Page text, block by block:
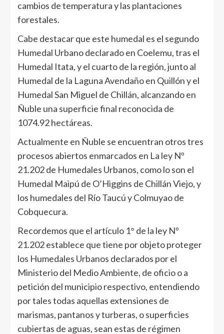
cambios de temperatura y las plantaciones
forestales.
Cabe destacar que este humedal es el segundo
Humedal Urbano declarado en Coelemu, tras el
Humedal Itata, y el cuarto de la región, junto al
Humedal de la Laguna Avendaño en Quillón y el
Humedal San Miguel de Chillán, alcanzando en
Ñuble una superficie final reconocida de
1074.92 hectáreas.
Actualmente en Ñuble se encuentran otros tres
procesos abiertos enmarcados en La ley Nº
21.202 de Humedales Urbanos, como lo son el
Humedal Maipú de O’Higgins de Chillán Viejo, y
los humedales del Río Taucú y Colmuyao de
Cobquecura.
Recordemos que el artículo 1° de la ley Nº
21.202 establece que tiene por objeto proteger
los Humedales Urbanos declarados por el
Ministerio del Medio Ambiente, de oficio o a
petición del municipio respectivo, entendiendo
por tales todas aquellas extensiones de
marismas, pantanos y turberas, o superficies
cubiertas de aguas, sean estas de régimen